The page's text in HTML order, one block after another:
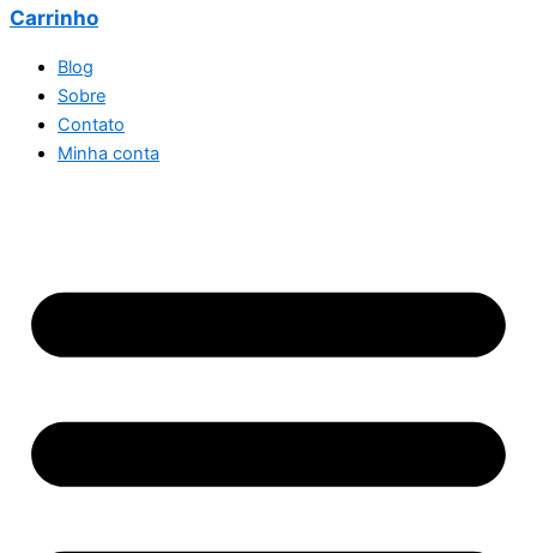
Carrinho
Blog
Sobre
Contato
Minha conta